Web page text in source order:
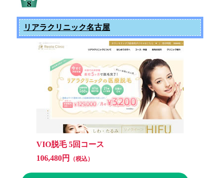
リアラクリニック名古屋
VIO脱毛 5回コース
106,480円
（税込）